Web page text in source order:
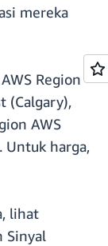
mereka
Region
(Calgary),
AWS
Untuk harga,
lihat
Sinyal